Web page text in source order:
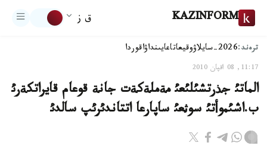
KAZINFORM ق ز
ترەند:2026-سايلاۋ وقيعاتاعايىنداۋاقوردا
11:17, 08 اقپان 2010
الماتئ جذرتشئلئعئ مةملةكةت جانة قوعام قايراتكةرئ
ب.اشئموأتئ سوثعئ ساپارعا اتتاندئرئپ سالدئ